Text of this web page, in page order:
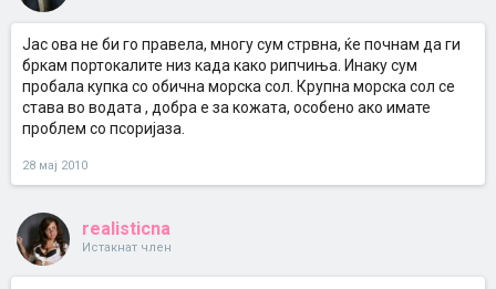
Јас ова не би го правела, многу сум стрвна, ќе почнам да ги
бркам портокалите низ када како рипчиња. Инаку сум
пробала купка со обична морска сол. Крупна морска сол се
става во водата , добра е за кожата, особено ако имате
проблем со псоријаза.
28 мај 2010
realisticna
Истакнат член